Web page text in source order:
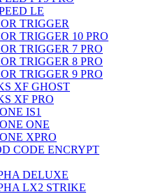
LE
TRIGGER
TRIGGER 10 PRO
TRIGGER 7 PRO
TRIGGER 8 PRO
TRIGGER 9 PRO
XF GHOST
XF PRO
IS1
ONE
XPRO
CODE ENCRYPT
DELUXE
LX2 STRIKE